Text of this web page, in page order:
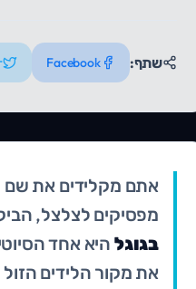
שתף: Facebook
אתם מקלידים את שם
מפסיקים לצלצל,
בגוגל היא אחד
את מקור הלידים